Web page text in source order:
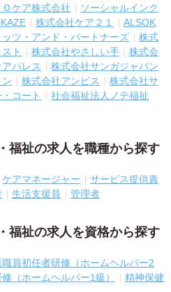
Ｏケア株式会社
ソーシャルインク
株式会社ケア２１
ALSOK
ツ・アンド・パートナーズ
株式
ト 株式会社やさしい手
株式会
パレス
株式会社サンガジャパン
株式会社アンビス
株式会社サ
コート
社会福祉法人ノテ福祉
福祉の求人を職種から探す
ケアマネージャー
サービス提供責
生活支援員 管理者
福祉の求人を資格から探す
職員初任者研修（ホームヘルパー2
（ホームヘルパー1級）
精神保健